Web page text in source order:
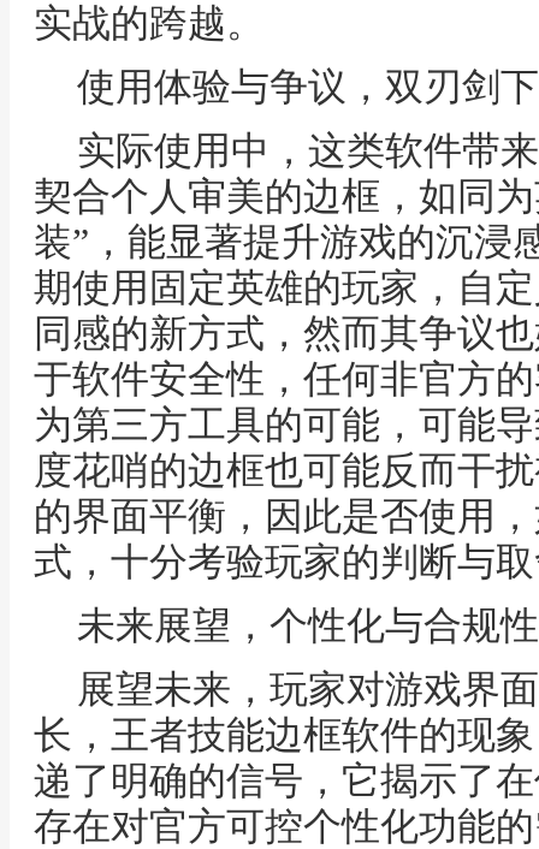
实战的跨越。
使用体验与争议，双刃剑
实际使用中，这类软件带
契合个人审美的边框，如同
装”，能显著提升游戏的沉浸
期使用固定英雄的玩家，自
同感的新方式，然而其争议
于软件安全性，任何非官方
为第三方工具的可能，可能
度花哨的边框也可能反而干
的界面平衡，因此是否使用
式，十分考验玩家的判断与
未来展望，个性化与合规
展望未来，玩家对游戏界
长，王者技能边框软件的现
递了明确的信号，它揭示了
存在对官方可控个性化功能